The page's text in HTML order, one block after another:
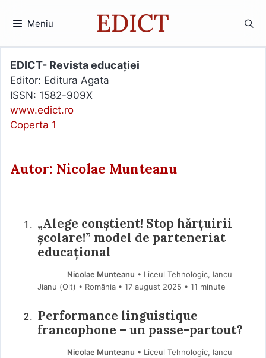
Meniu
EDICT- Revista educației
Editor: Editura Agata
ISSN: 1582-909X
www.edict.ro
Coperta 1
Autor: Nicolae Munteanu
„Alege conştient! Stop hărțuirii
şcolare!” model de parteneriat
educațional
Nicolae Munteanu • Liceul Tehnologic, Iancu
Jianu (Olt) • România
17 august 2025 • 11 minute
Performance linguistique
francophone – un passe-partout?
Nicolae Munteanu • Liceul Tehnologic, Iancu